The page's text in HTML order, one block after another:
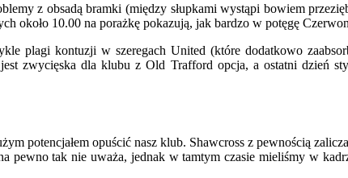
z obsadą bramki (między słupkami wystąpi bowiem
10.00 na porażkę pokazują, jak bardzo w potęgę
plagi kontuzji w szeregach United (które dodatkowo
zwycięska dla klubu z Old Trafford opcja, a ostatni dzień
potencjałem opuścić nasz klub. Shawcross z pewnością
pewno tak nie uważa, jednak w tamtym czasie mieliśmy w